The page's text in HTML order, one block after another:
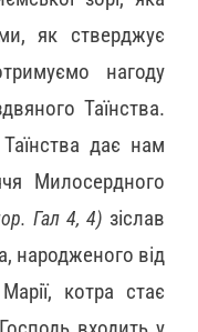
як стверджує
нагоду
Таїнства.
дає нам
Милосердного
Гал 4, 4) зіслав
народженого від
котра стає